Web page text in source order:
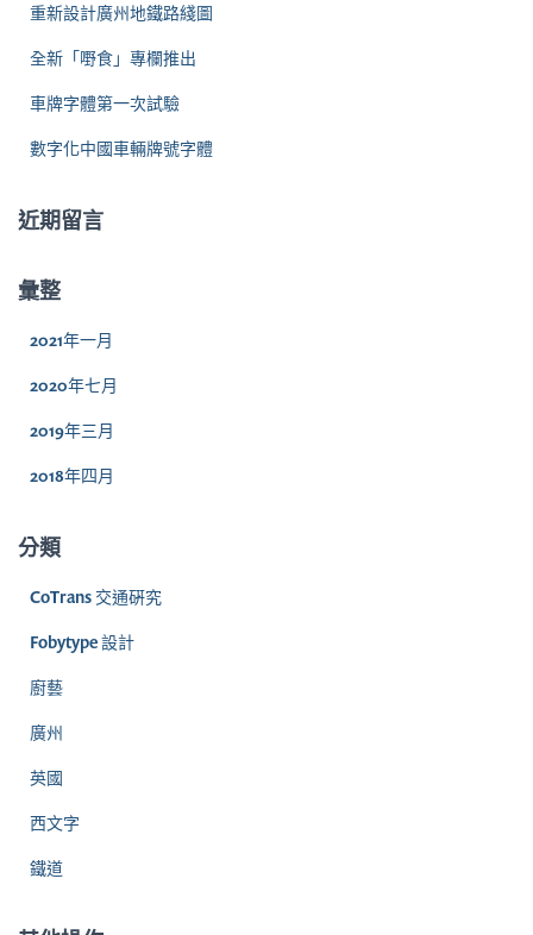
重新設計廣州地鐵路綫圖
全新「嘢食」專欄推出
車牌字體第一次試驗
數字化中國車輛牌號字體
近期留言
彙整
2021年一月
2020年七月
2019年三月
2018年四月
分類
CoTrans 交通硏究
Fobytype 設計
廚藝
廣州
英國
西文字
鐵道